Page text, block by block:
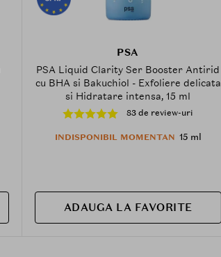
PSA
PSA Liquid Clarity Ser Booster Antirid
cu BHA si Bakuchiol - Exfoliere delicata
si Hidratare intensa, 15 ml
83 de review-uri
INDISPONIBIL MOMENTAN 15 ml
ADAUGA LA FAVORITE